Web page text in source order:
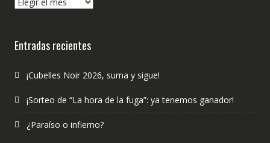
Entradas recientes
¡Cubelles Noir 2026, suma y sigue!
¡Sorteo de “La hora de la fuga”: ya tenemos ganador!
¿Paraíso o infierno?